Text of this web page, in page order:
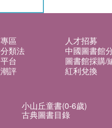
區 人才招募
類法 中國圖書館
台 圖書館採購/
評 紅利兌換
小山丘童書(0-6歲)
古典圖書目錄